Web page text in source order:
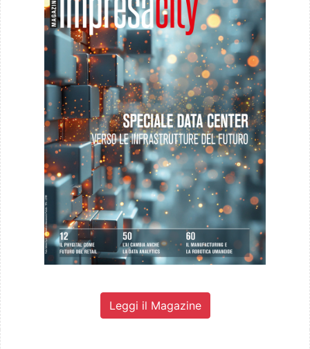
Leggi il Magazine